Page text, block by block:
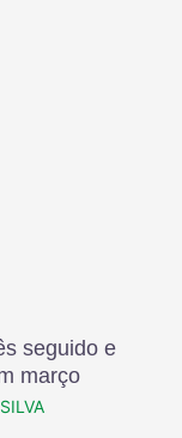
seguido e
março